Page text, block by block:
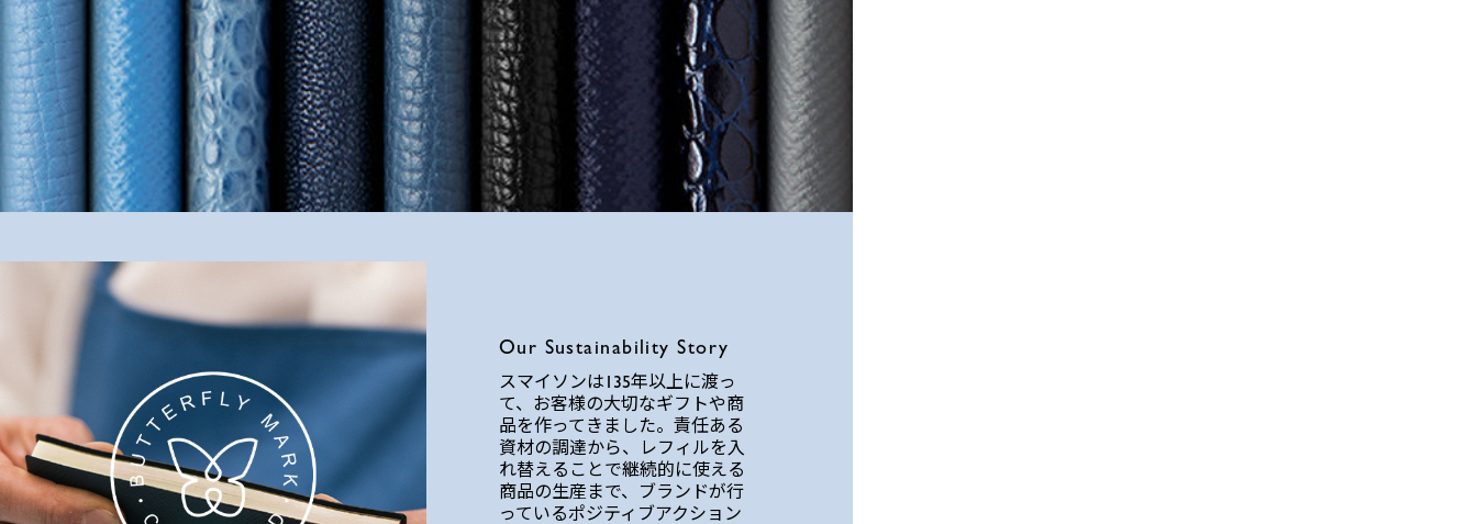
Our Sustainability Story
スマイソンは135年以上に渡っ
て、お客様の大切なギフトや商
品を作ってきました。責任ある
資材の調達から、レフィルを入
れ替えることで継続的に使える
商品の生産まで、ブランドが行
っているポジティブアクション